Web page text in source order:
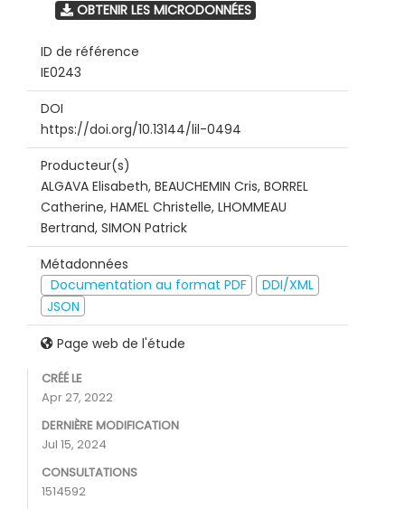
OBTENIR LES MICRODONNÉES
ID de référence
IE0243
DOI
https://doi.org/10.13144/lil-0494
Producteur(s)
ALGAVA Elisabeth, BEAUCHEMIN Cris, BORREL
Catherine, HAMEL Christelle, LHOMMEAU
Bertrand, SIMON Patrick
Métadonnées
Documentation au format PDF
DDI/XML
JSON
Page web de l'étude
CRÉÉ LE
Apr 27, 2022
DERNIÈRE MODIFICATION
Jul 15, 2024
CONSULTATIONS
1514592